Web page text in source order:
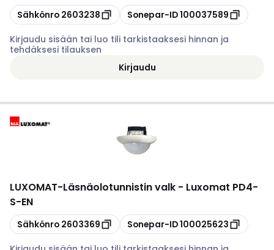
Kopioi
Sähkönro 2603238 Kopioi
Sonepar-ID100037589
Kirjaudu sisään tai luo tili tarkistaaksesi hinnan ja
tehdäksesi tilauksen
Kirjaudu
LUXOMAT-Läsnäolotunnistin valk - Luxomat PD4-
S-EN
Kopioi
Sähkönro 2603369 Kopioi
Sonepar-ID100025623